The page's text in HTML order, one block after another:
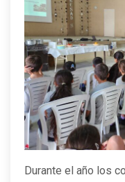
Durante el año los